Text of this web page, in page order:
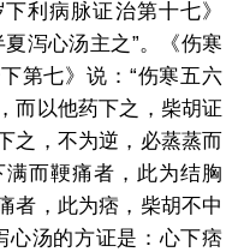
利病脉证治第十七》
泻心汤主之”。《伤寒
第七》说：“伤寒五六
而以他药下之，柴胡证
之，不为逆，必蒸蒸而
而鞕痛者，此为结胸
者，此为痞，柴胡不中
心汤的方证是：心下痞